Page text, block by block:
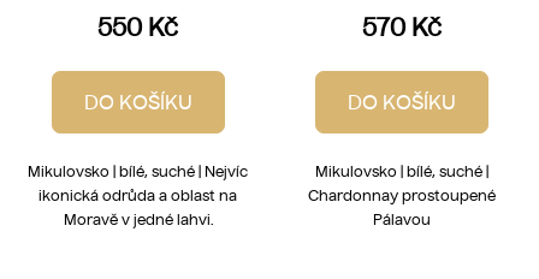
550 Kč
DO KOŠÍKU
Mikulovsko | bílé, suché | Nejvíc
ikonická odrůda a oblast na
Moravě v jedné lahvi.
570 Kč
DO KOŠÍKU
Mikulovsko | bílé, suché |
Chardonnay prostoupené
Pálavou